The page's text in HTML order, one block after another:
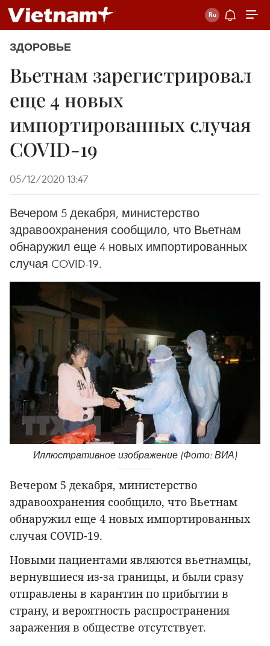
ЗДОРОВЬЕ
Вьетнам зарегистрировал
еще 4 новых
импортированных случая
COVID-19
05/12/2020 13:47
Вечером 5 декабря, министерство
здравоохранения сообщило, что Вьетнам
обнаружил еще 4 новых импортированных
случая COVID-19.
Иллюстративное изображение (Фото: ВИА)
Вечером 5 декабря, министерство
здравоохранения сообщило, что Вьетнам
обнаружил еще 4 новых импортированных
случая COVID-19.
Новыми пациентами являются вьетнамцы,
вернувшиеся из-за границы, и были сразу
отправлены в карантин по прибытии в
страну, и вероятность распространения
заражения в обществе отсутствует.